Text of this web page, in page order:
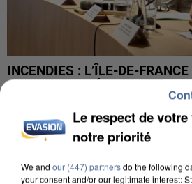
INCENDIES : L’ÎLE-DE-
DE SOLIDARITÉ AVEC LES...
Le respect de
notre priorité
We and our (447) partnersdo the following
your consent and/or our legitimate interest: